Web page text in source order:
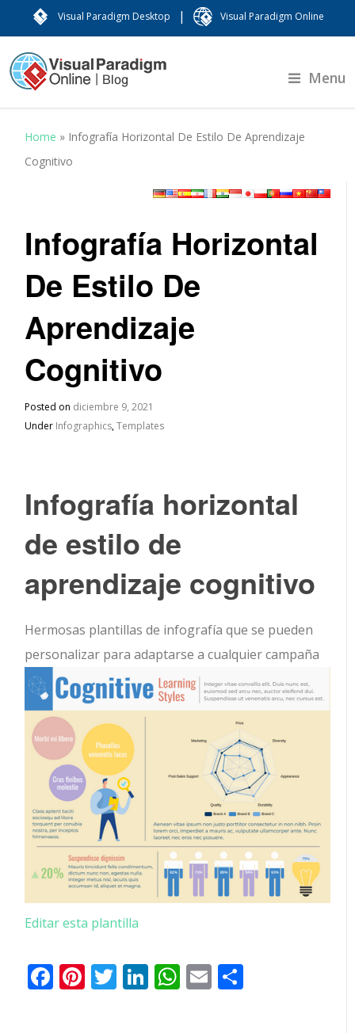
Visual Paradigm Desktop | Visual Paradigm Online
Menu
Home » Infografía Horizontal De Estilo De Aprendizaje
Cognitivo
Infografía Horizontal
De Estilo De
Aprendizaje
Cognitivo
Posted on diciembre 9, 2021
Under Infographics,Templates
Infografía horizontal
de estilo de
aprendizaje cognitivo
Hermosas plantillas de infografía que se pueden
personalizar para adaptarse a cualquier campaña
Editar esta plantilla
Facebook
Pinterest
Twitter
LinkedIn
WhatsApp
Email